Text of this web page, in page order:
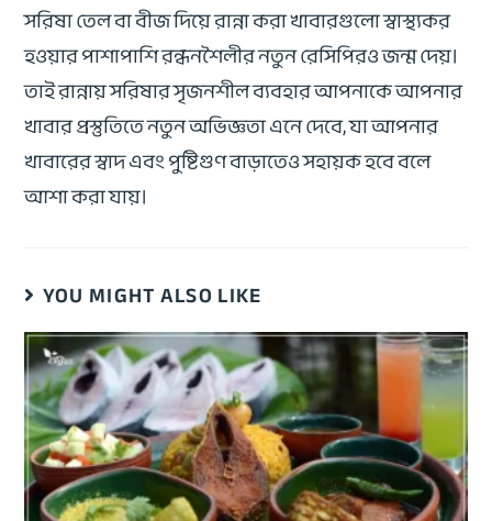
সরিষা তেল বা বীজ দিয়ে রান্না করা খাবারগুলো স্বাস্থ্যকর
হওয়ার পাশাপাশি রন্ধনশৈলীর নতুন রেসিপিরও জন্ম দেয়।
তাই রান্নায় সরিষার সৃজনশীল ব্যবহার আপনাকে আপনার
খাবার প্রস্তুতিতে নতুন অভিজ্ঞতা এনে দেবে, যা আপনার
খাবারের স্বাদ এবং পুষ্টিগুণ বাড়াতেও সহায়ক হবে বলে
আশা করা যায়।
YOU MIGHT ALSO LIKE